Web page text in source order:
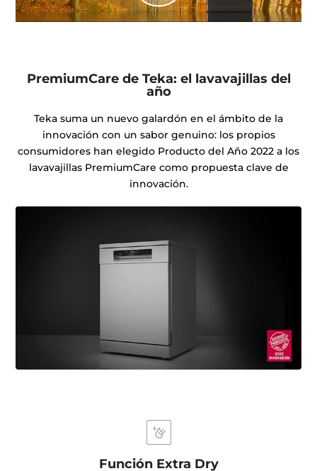
PremiumCare de Teka: el lavavajillas del
año
Teka suma un nuevo galardón en el ámbito de la
innovación con un sabor genuino: los propios
consumidores han elegido Producto del Año 2022 a los
lavavajillas PremiumCare como propuesta clave de
innovación.
Función Extra Dry